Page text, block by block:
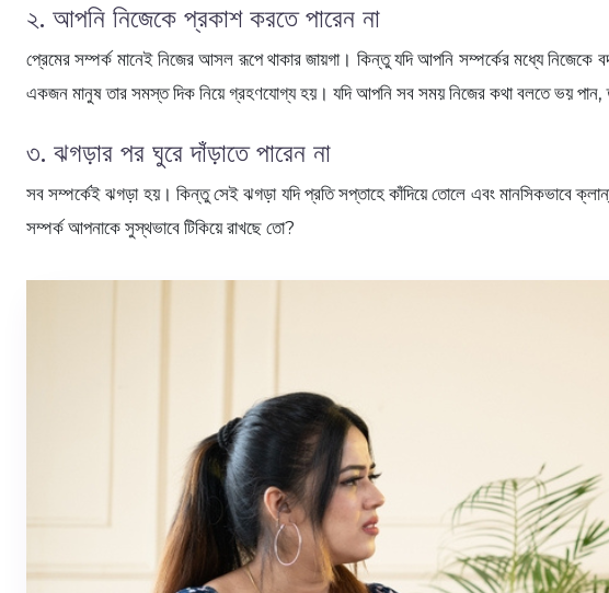
২. আপনি নিজেকে প্রকাশ করতে পারেন না
প্রেমের সম্পর্ক মানেই নিজের আসল রূপে থাকার জায়গা। কিন্তু যদি আপনি সম্পর্কের মধ্যে
একজন মানুষ তার সমস্ত দিক নিয়ে গ্রহণযোগ্য হয়। যদি আপনি সব সময় নিজের কথা বলতে ভয় পান,
৩. ঝগড়ার পর ঘুরে দাঁড়াতে পারেন না
সব সম্পর্কেই ঝগড়া হয়। কিন্তু সেই ঝগড়া যদি প্রতি সপ্তাহে কাঁদিয়ে তোলে এবং মানসিকভাবে
সম্পর্ক আপনাকে সুস্থভাবে টিকিয়ে রাখছে তো?